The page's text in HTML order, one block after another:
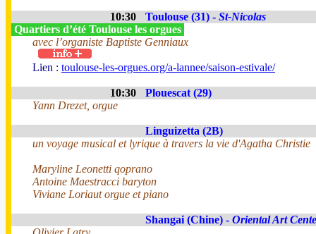
10:30 Toulouse (31) - St-Nicolas
Quartiers d’été Toulouse les orgues
avec l’organiste Baptiste Genniaux
Lien : toulouse-les-orgues.org/a-lannee/saison-estivale/
10:30
Plouescat (29)
Yann Drezet, orgue
Linguizetta (2B)
un voyage musical et lyrique à travers la vie d'Agatha Christie
Maryline Leonetti qoprano
Antoine Maestracci baryton
Viviane Loriaut orgue et piano
Shangai (Chine) - Oriental Art